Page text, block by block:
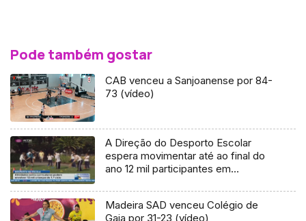
Pode também gostar
CAB venceu a Sanjoanense por 84-
73 (vídeo)
A Direção do Desporto Escolar
espera movimentar até ao final do
ano 12 mil participantes em
ciclo
Madeira SAD venceu Colégio de
Gaia por 31-23 (vídeo)